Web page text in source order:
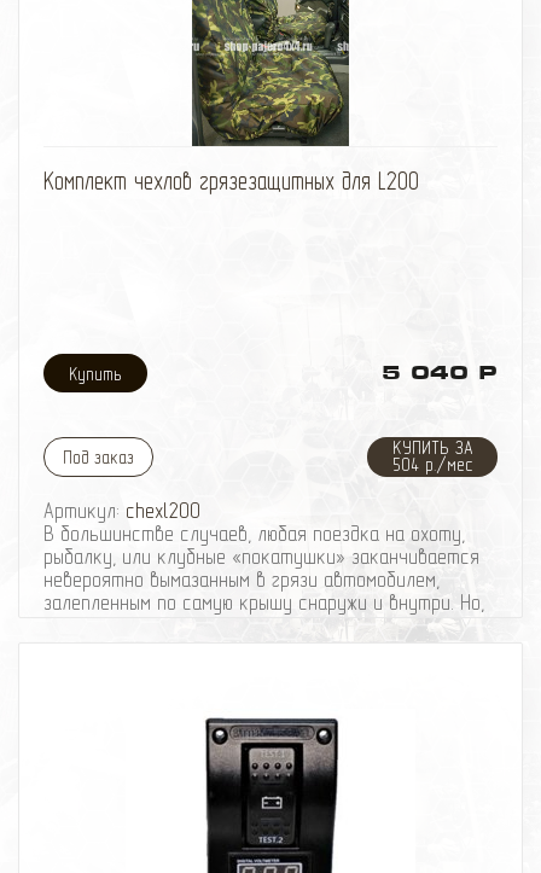
Комплект чехлов грязезащитных для L200
5 040 Р
Под заказ
КУПИТЬ ЗА
504 р./мес
Артикул: chexl200
В большинстве случаев, любая поездка на охоту,
рыбалку, или клубные «покатушки» заканчивается
невероятно вымазанным в грязи автомобилем,
залепленным по самую крышу снаружи и внутри. Но,
если решение проблемы с грязью на кузове не
представляется особо трудным, то вычистить
Мы предлагаем Вам защитить обивку сидений,
используя влагостойкие автомобильные чехлы,
которые сделаны из высокопрочного
водонепроницаемого материала не выцветающего, и
не подвергающегося температурному воздействию
(-40С, +50С). Использование данного вида